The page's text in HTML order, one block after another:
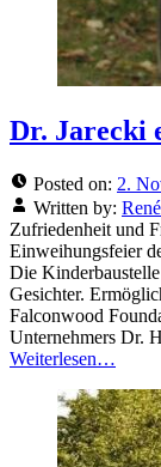
Dr. Jarecki
Posted on: 2.
Written by:
Zufriedenheit und
Einweihungsfeier
Die
Gesichter.
Falconwood
Unternehmers Dr.
Weiterlesen…